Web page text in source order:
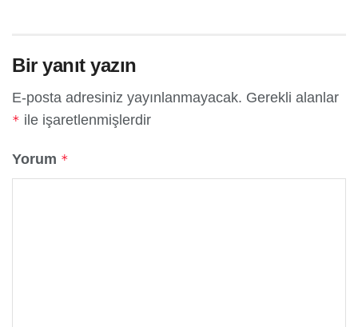
Bir yanıt yazın
E-posta adresiniz yayınlanmayacak. Gerekli alanlar
* ile işaretlenmişlerdir
Yorum *